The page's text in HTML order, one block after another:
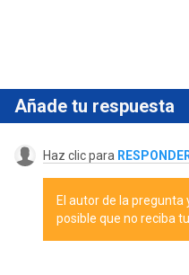
Añade tu respuesta
Haz clic para
El autor de la pregunta
posible que no reciba